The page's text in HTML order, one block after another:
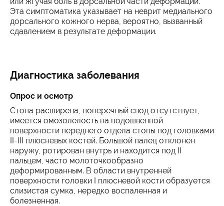
Эта симптоматика указывает на неврит медиального
дорсального кожного нерва, вероятно, вызванный
сдавлением в результате деформации.
Диагностика заболевания
Опрос и осмотр
Стопа расширена, поперечный свод отсутствует,
имеется омозолелость на подошвенной
поверхности переднего отдела стопы под головками
II-III плюсневых костей. Большой палец отклонен
наружу, ротирован внутрь и находится под II
пальцем, часто молоточкообразно
деформированным. В области внутренней
поверхности головки I плюсневой кости образуется
слизистая сумка, нередко воспаленная и
болезненная.